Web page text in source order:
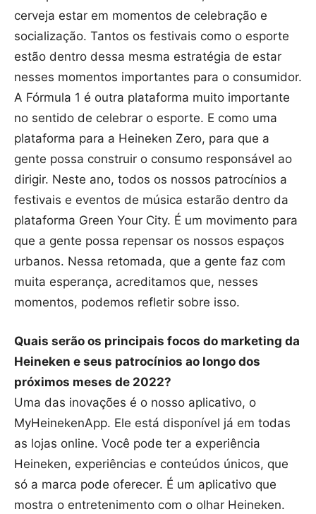
cerveja estar em momentos de celebração e
socialização. Tantos os festivais como o esporte
estão dentro dessa mesma estratégia de estar
nesses momentos importantes para o consumidor.
A Fórmula 1 é outra plataforma muito importante
no sentido de celebrar o esporte. E como uma
plataforma para a Heineken Zero, para que a
gente possa construir o consumo responsável ao
dirigir. Neste ano, todos os nossos patrocínios a
festivais e eventos de música estarão dentro da
plataforma Green Your City. É um movimento para
que a gente possa repensar os nossos espaços
urbanos. Nessa retomada, que a gente faz com
muita esperança, acreditamos que, nesses
momentos, podemos refletir sobre isso.
Quais serão os principais focos do marketing da
Heineken e seus patrocínios ao longo dos
próximos meses de 2022?
Uma das inovações é o nosso aplicativo, o
MyHeinekenApp. Ele está disponível já em todas
as lojas online. Você pode ter a experiência
Heineken, experiências e conteúdos únicos, que
só a marca pode oferecer. É um aplicativo que
mostra o entretenimento com o olhar Heineken.